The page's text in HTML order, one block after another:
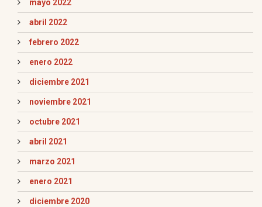
mayo 2022
abril 2022
febrero 2022
enero 2022
diciembre 2021
noviembre 2021
octubre 2021
abril 2021
marzo 2021
enero 2021
diciembre 2020